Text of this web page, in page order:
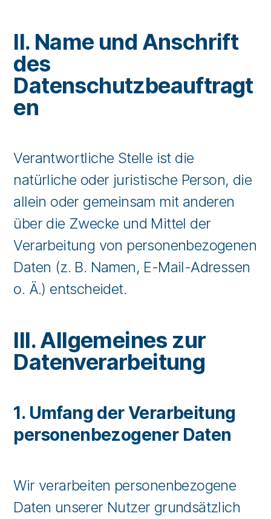
II. Name und Anschrift
des
Datenschutzbeauftragt
en
Verantwortliche Stelle ist die
natürliche oder juristische Person, die
allein oder gemeinsam mit anderen
über die Zwecke und Mittel der
Verarbeitung von personenbezogenen
Daten (z. B. Namen, E-Mail-Adressen
o. Ä.) entscheidet.
III. Allgemeines zur
Datenverarbeitung
1. Umfang der Verarbeitung
personenbezogener Daten
Wir verarbeiten personenbezogene
Daten unserer Nutzer grundsätzlich